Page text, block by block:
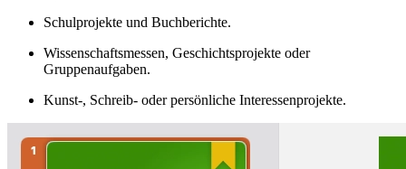
Schulprojekte und Buchberichte.
Wissenschaftsmessen, Geschichtsprojekte oder
Gruppenaufgaben.
Kunst-, Schreib- oder persönliche Interessenprojekte.